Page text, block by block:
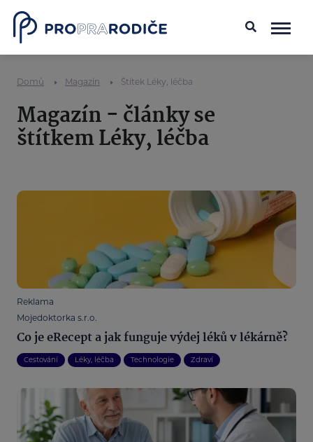
Domů Magazín Štítek Léky, léčba
Magazín - články se
štítkem Léky, léčba
Reklama
Mojedoktorka s.r.o.
Co je eRecept a jak funguje výdej léků v lékárně?
Cestování Léky, léčba Technologie Zdraví